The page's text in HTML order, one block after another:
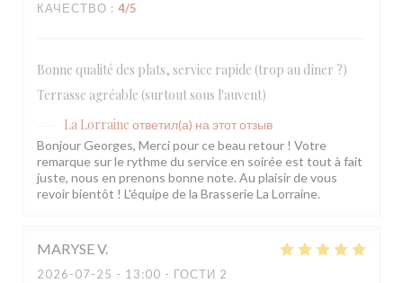
КАЧЕСТВО : 4/5
Bonne qualité des plats, service rapide (trop au dîner ?)
Terrasse agréable (surtout sous l'auvent)
La Lorraine ответил(а) на этот отзыв
Bonjour Georges, Merci pour ce beau retour ! Votre
remarque sur le rythme du service en soirée est tout à fait
juste, nous en prenons bonne note. Au plaisir de vous
revoir bientôt ! L'équipe de la Brasserie La Lorraine.
MARYSEV
2026-07-25 - 13:00 - ГОСТИ 2